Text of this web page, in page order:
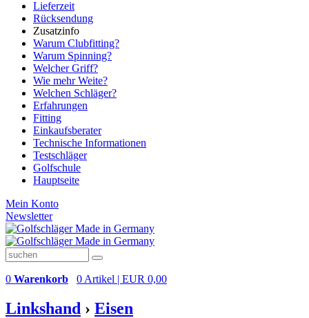
Lieferzeit
Rücksendung
Zusatzinfo
Warum Clubfitting?
Warum Spinning?
Welcher Griff?
Wie mehr Weite?
Welchen Schläger?
Erfahrungen
Fitting
Einkaufsberater
Technische Informationen
Testschläger
Golfschule
Hauptseite
Mein Konto
Newsletter
0 Warenkorb 0 Artikel | EUR 0,00
Linkshand › Eisen